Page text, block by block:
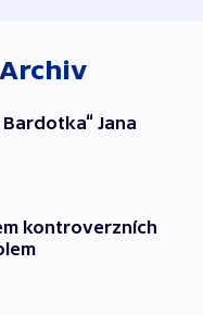
Archiv
Jana
kontroverzních